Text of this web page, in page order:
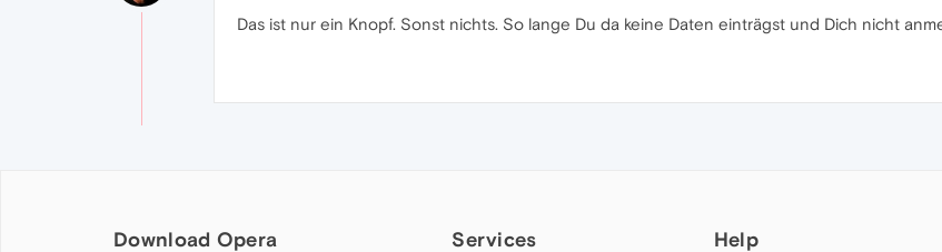
Das ist nur ein Knopf. Sonst nichts. So lange Du da keine Daten einträgst und Dich nicht
Download Opera Services Help